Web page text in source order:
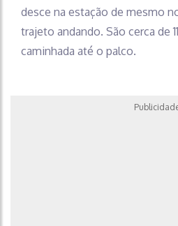
desce na estação de mesmo
trajeto andando. São cerca de
caminhada até o palco.